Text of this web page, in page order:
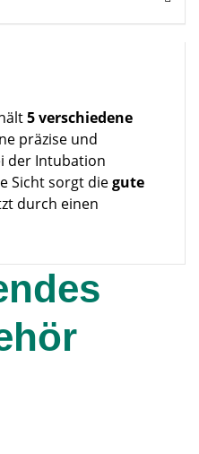
5 verschiedene
präzise und
der Intubation
Sicht sorgt diegute
durch einen